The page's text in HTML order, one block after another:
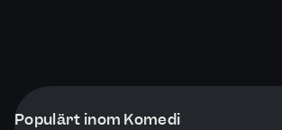
Populärt inom Komedi